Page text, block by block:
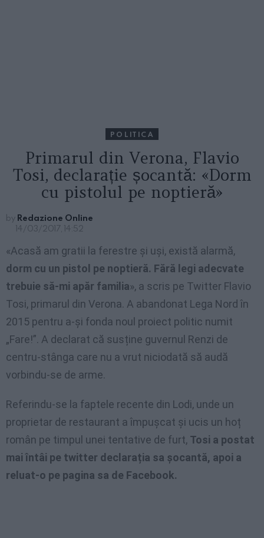
POLITICA
Primarul din Verona, Flavio
Tosi, declarație șocantă: «Dorm
cu pistolul pe noptieră»
by Redazione Online
14/03/2017, 14:52
«Acasă am gratii la ferestre și uși, există alarmă,
dorm cu un pistol pe noptieră. Fără legi adecvate
trebuie să-mi apăr familia», a scris pe Twitter Flavio
Tosi, primarul din Verona. A abandonat Lega Nord în
2015 pentru a-și fonda noul proiect politic numit
„Fare!”. A declarat că susține guvernul Renzi de
centru-stânga care nu a vrut niciodată să audă
vorbindu-se de arme.
Referindu-se la faptele recente din Lodi, unde un
proprietar de restaurant a împușcat și ucis un hoț
român pe timpul unei tentative de furt, Tosi a postat
mai întâi pe twitter declarația sa șocantă, apoi a
reluat-o pe pagina sa de Facebook.